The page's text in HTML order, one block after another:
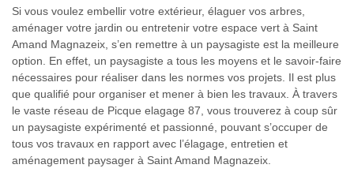
Si vous voulez embellir votre extérieur, élaguer vos arbres,
aménager votre jardin ou entretenir votre espace vert à Saint
Amand Magnazeix, s’en remettre à un paysagiste est la meilleure
option. En effet, un paysagiste a tous les moyens et le savoir-faire
nécessaires pour réaliser dans les normes vos projets. Il est plus
que qualifié pour organiser et mener à bien les travaux. À travers
le vaste réseau de Picque elagage 87, vous trouverez à coup sûr
un paysagiste expérimenté et passionné, pouvant s’occuper de
tous vos travaux en rapport avec l’élagage, entretien et
aménagement paysager à Saint Amand Magnazeix.